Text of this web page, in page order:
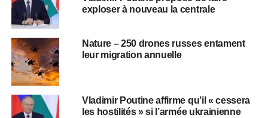
exploser à nouveau la centrale
Nature – 250 drones russes entament
leur migration annuelle
Vladimir Poutine affirme qu’il « cessera
les hostilités » si l’armée ukrainienne